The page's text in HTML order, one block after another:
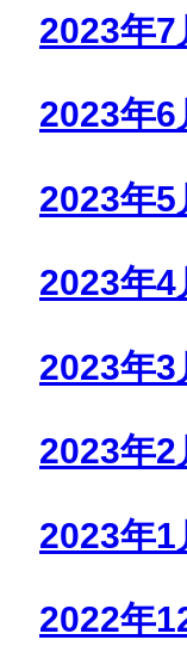
2023年7
2023年6
2023年5
2023年4
2023年3
2023年2
2023年1
2022年